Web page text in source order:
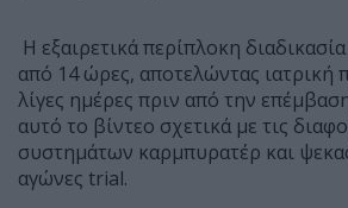
Η εξαιρετικά περίπλοκη
από 14 ώρες, αποτελώντας ιατρική
λίγες ημέρες πριν από την
αυτό το βίντεο σχετικά με τις
συστημάτων καρμπυρατέρ και
αγώνες trial.